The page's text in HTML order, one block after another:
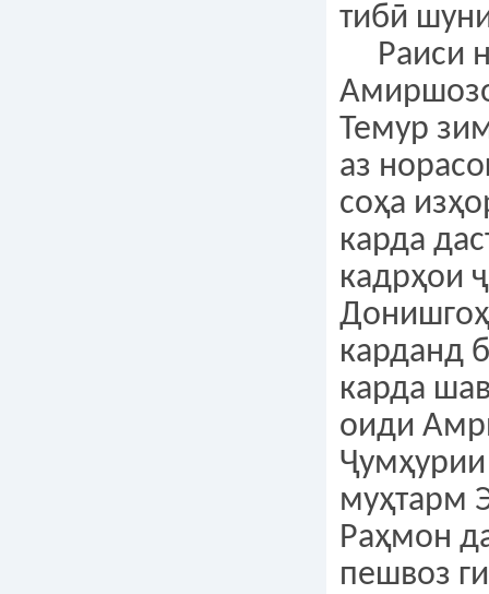
тибӣ
Раиси
Темур
аз
соҳа
карда
кадрҳои
карданд
карда
оиди
муҳтарм
Раҳмон
пешвоз